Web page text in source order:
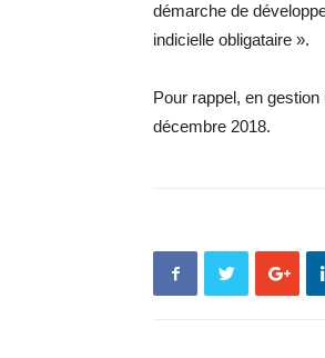
démarche de
indicielle obligataire ».
Pour rappel, en
décembre 2018.